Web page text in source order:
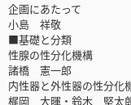
企画にあたって
小島 祥敬
■基礎と分類
性腺の性分化機構
諸橋 憲一郎
内性器と外性器の性分化
梶岡 大暉・鈴木 堅太